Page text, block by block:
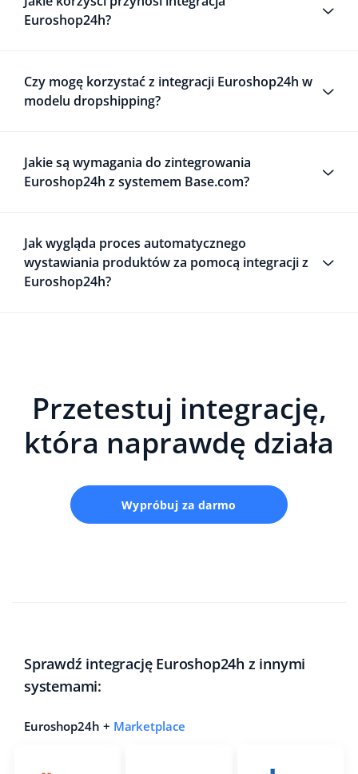
Euroshop24h?
Czy mogę korzystać z integracji Euroshop24h w
modelu dropshipping?
Jakie są wymagania do zintegrowania
Euroshop24h z systemem Base.com?
Jak wygląda proces automatycznego
wystawiania produktów za pomocą integracji z
Euroshop24h?
Przetestuj integrację,
która naprawdę działa
Wypróbuj za darmo
Sprawdź integrację Euroshop24h z innymi
systemami:
Euroshop24h + Marketplace